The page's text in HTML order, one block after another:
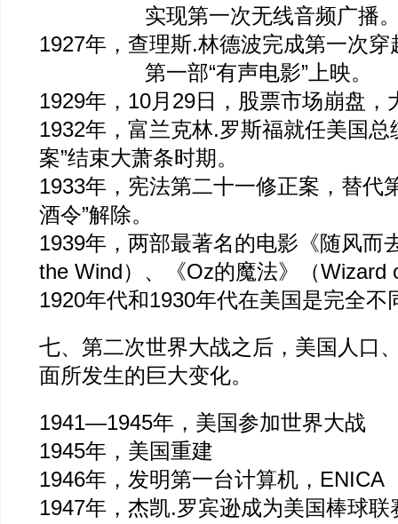
实现第一次无线音频广播
1927年，查理斯.林德波完成第一次穿
第一部“有声电影”上映。
1929年，10月29日，股票市场崩盘，
1932年，富兰克林.罗斯福就任美国总
案”结束大萧条时期。
1933年，宪法第二十一修正案，替代
酒令”解除。
1939年，两部最著名的电影《随风而
the Wind）、《Oz的魔法》（Wizard
1920年代和1930年代在美国是完全不
七、第二次世界大战之后，美国人口
面所发生的巨大变化。
1941—1945年，美国参加世界大战
1945年，美国重建
1946年，发明第一台计算机，ENICA
1947年，杰凯.罗宾逊成为美国棒球